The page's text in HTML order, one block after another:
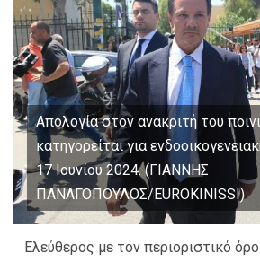
Απολογία στον ανακριτή του
κατηγορείται για
17 Ιουνίου 2024. (ΓΙΑΝΝΗΣ
ΠΑΝΑΓΟΠΟΥΛΟΣ/EUROKINISSI)
Ελεύθερος με τον περιοριστικό